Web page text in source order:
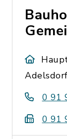
Adelsdorf
0 91
0 91